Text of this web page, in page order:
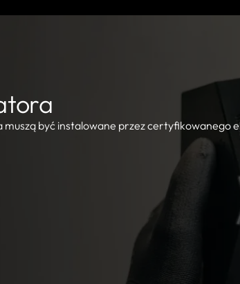
muszą być instalowane przez certyfikowanego